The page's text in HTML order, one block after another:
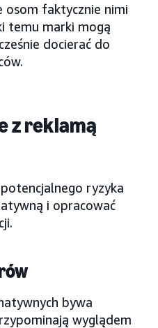
osom faktycznie nimi
temu marki mogą
docierać do
z reklamą
ryzyka
i opracować
bywa
wyglądem